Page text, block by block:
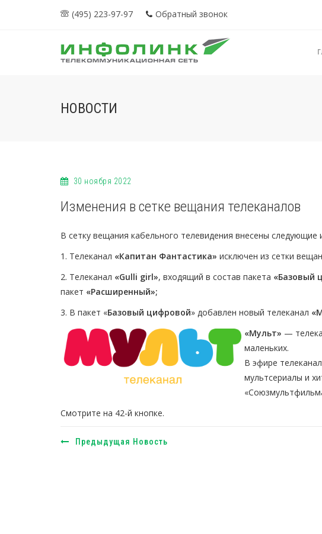
(495) 223-97-97 Обратный звонок
НОВОСТИ
30 ноября 2022
Изменения в сетке вещания телеканалов
В сетку вещания кабельного телевидения внесены следующие
1. Телеканал «Капитан Фантастика» исключен из сетки
2. Телеканал «Gulli girl», входящий в состав пакета «Базовый
пакет «Расширенный»;
3. В пакет «Базовый цифровой» добавлен новый телеканал
«Мульт» —
маленьких.
В эфире
мультсериалы и
Смотрите на 42-й кнопке.
Предыдущая Новость